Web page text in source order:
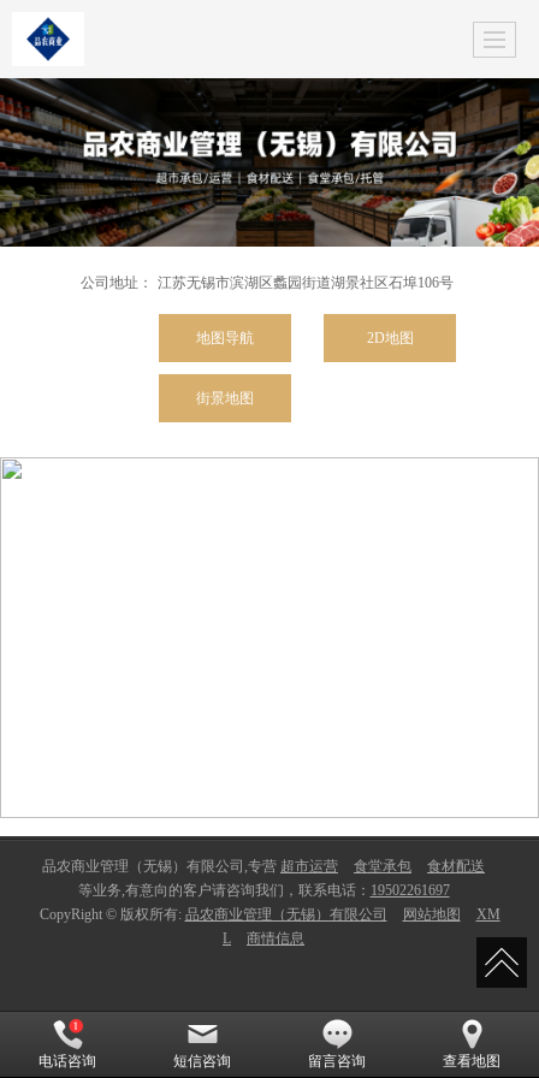
公司地址： 江苏无锡市滨湖区蠡园街道湖景社区石埠106号
地图导航 2D地图
街景地图
品农商业管理（无锡）有限公司,专营 超市运营 食堂承包
食材配送
等业务,有意向的客户请咨询我们，联系电话： 19502261697
CopyRight © 版权所有: 品农商业管理（无锡）有限公司 网站地图
XM
L
商情信息
电话咨询 短信咨询 留言咨询 查看地图